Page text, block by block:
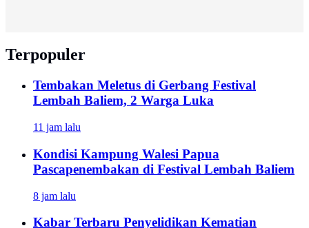
Terpopuler
Tembakan Meletus di Gerbang Festival
Lembah Baliem, 2 Warga Luka
11 jam lalu
Kondisi Kampung Walesi Papua
Pascapenembakan di Festival Lembah Baliem
8 jam lalu
Kabar Terbaru Penyelidikan Kematian